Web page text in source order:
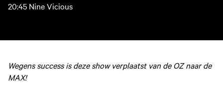
20:45 Nine Vicious
Wegens success is deze show verplaatst van de OZ naar de
MAX!